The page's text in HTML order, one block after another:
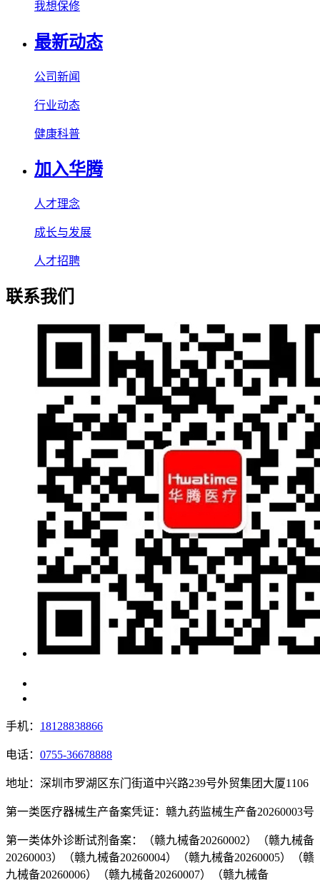
我想保修
最新动态
公司新闻
行业动态
健康科普
加入华腾
人才理念
成长与发展
人才招聘
联系我们
手机： 18128838866
电话： 0755-36678888
地址：深圳市罗湖区东门街道中兴路239号外贸集团大厦1106
第一类医疗器械生产备案凭证：赣九药监械生产备20260003号
第一类体外诊断试剂备案：（赣九械备20260002）（赣九械备
20260003）（赣九械备20260004）（赣九械备20260005）（赣
九械备20260006）（赣九械备20260007）（赣九械备